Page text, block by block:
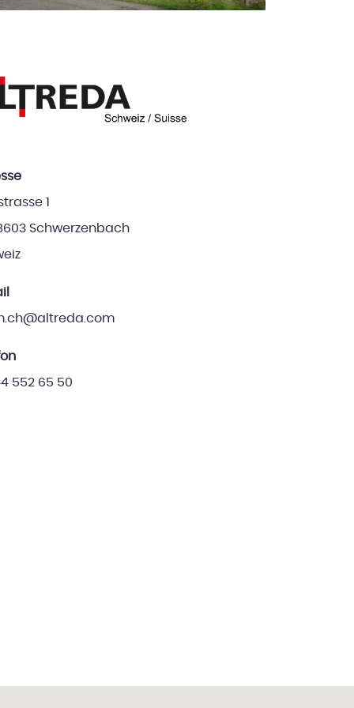
1
Schwerzenbach
552 65 50